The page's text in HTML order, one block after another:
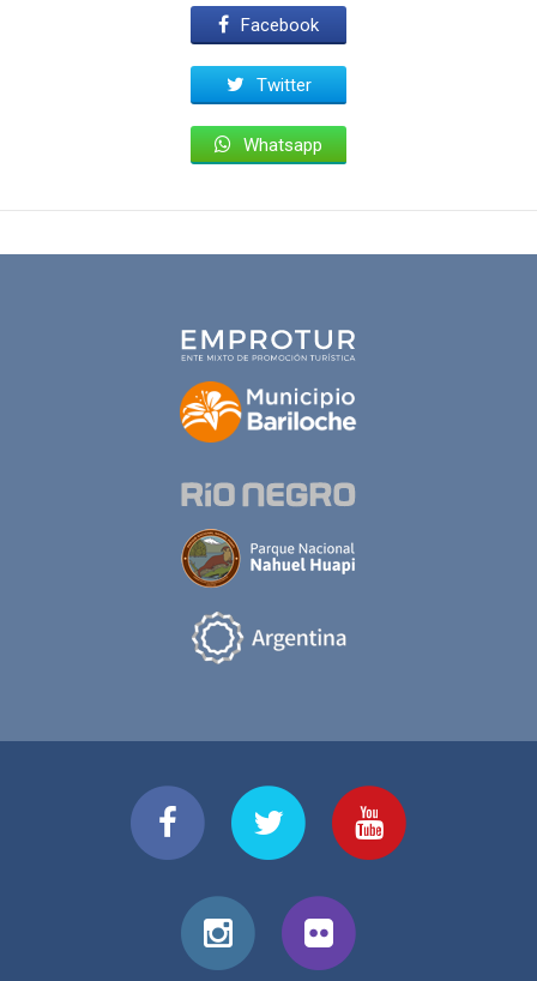
Facebook
Twitter
Whatsapp